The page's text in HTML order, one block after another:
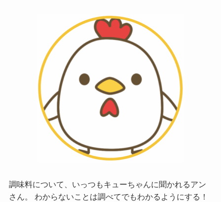
調味料について、いっつもキューちゃんに聞かれるアン
さん。 わからないことは調べてでもわかるようにする！